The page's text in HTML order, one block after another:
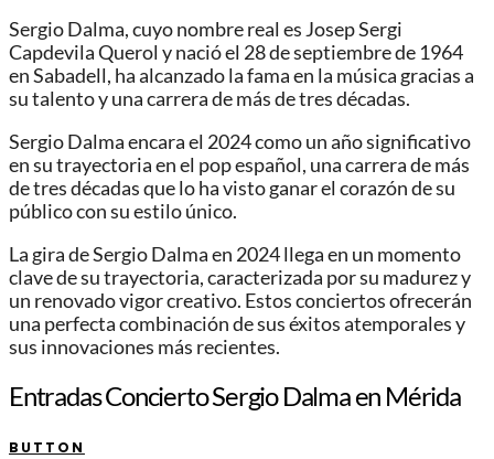
Sergio Dalma, cuyo nombre real es Josep Sergi
Capdevila Querol y nació el 28 de septiembre de 1964
en Sabadell, ha alcanzado la fama en la música gracias a
su talento y una carrera de más de tres décadas.
Sergio Dalma encara el 2024 como un año significativo
en su trayectoria en el pop español, una carrera de más
de tres décadas que lo ha visto ganar el corazón de su
público con su estilo único.
La gira de Sergio Dalma en 2024 llega en un momento
clave de su trayectoria, caracterizada por su madurez y
un renovado vigor creativo. Estos conciertos ofrecerán
una perfecta combinación de sus éxitos atemporales y
sus innovaciones más recientes.
Entradas Concierto Sergio Dalma en Mérida
BUTTON